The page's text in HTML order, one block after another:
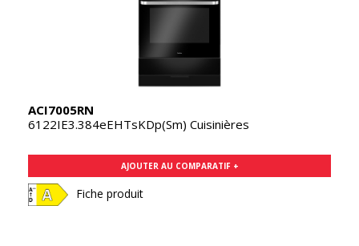
ACI7005RN
6122IE3.384eEHTsKDp(Sm) Cuisinières
AJOUTER AU COMPARATIF +
Fiche produit